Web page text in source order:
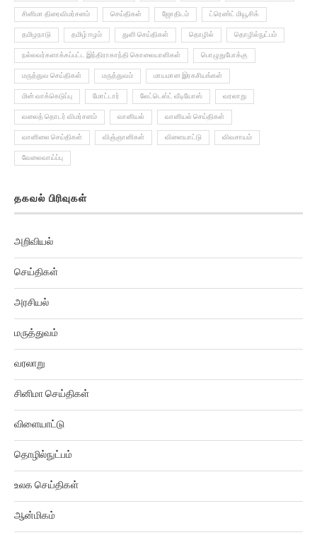
சினிமா திரைவிமர்சனம் செய்திகள் ஜோதிடம் ட்ரெண்ட் மியூசிக்
தமிழநாடு தமிழ் ஈழம் துளி செய்திகள் தொழில் தொழில்நுட்பம்
நல்லவர்களாக்கப்பட்ட இந்திராகாந்தி கொலையாளிகள் பொழுதுபோக்கு
மருத்துவ செய்திகள் மருத்துவம் மாயமான இரகசியங்கள்
மின் வாக்கெடுப்பு மோட்டார் லேட்டெஸ்ட் வீடியோஸ் வரலாறு
வலைத் தொடர் விமர்சனம் வானியல் வானியல் செய்திகள்
வானிலை செய்திகள் விஞ்ஞானிகள் விளையாட்டு விவசாயம்
வேலைவாய்ப்பு
அறிவியல்
செய்திகள்
அரசியல்
மருத்துவம்
சினிமா செய்திகள்
விளையாட்டு
தொழில்நுட்பம்
உலக செய்திகள்
ஆன்மிகம்